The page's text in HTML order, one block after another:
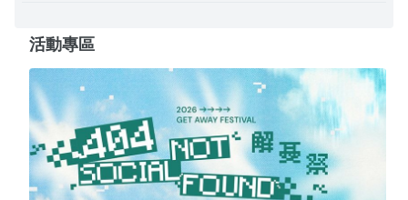
活動專區